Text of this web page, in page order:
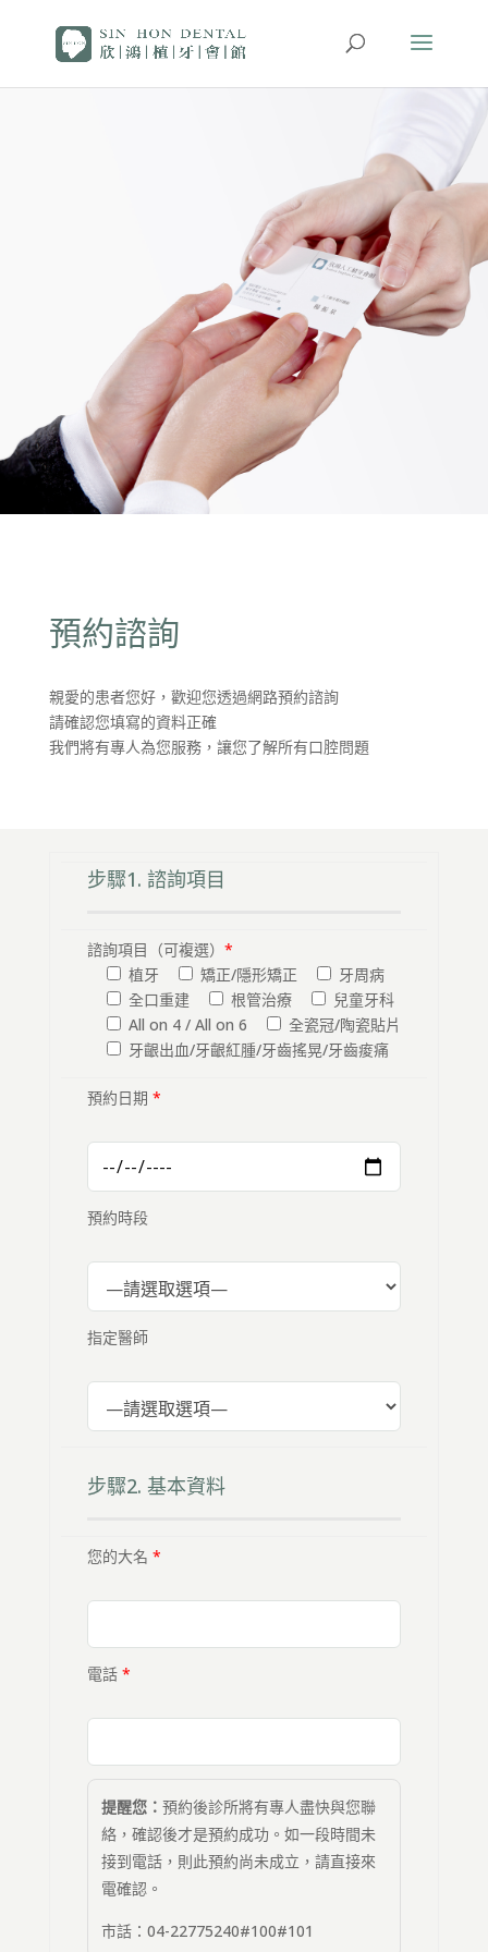
預約諮詢
親愛的患者您好，歡迎您透過網路預約諮詢
請確認您填寫的資料正確
我們將有專人為您服務，讓您了解所有口腔問題
步驟1. 諮詢項目
諮詢項目（可複選） *
植牙
矯正/隱形矯正
牙周病
全口重建
根管治療
兒童牙科
All on 4 / All on 6
全瓷冠/陶瓷貼片
牙齦出血/牙齦紅腫/牙齒搖晃/牙齒痠痛
預約日期 *
預約時段
指定醫師
步驟2. 基本資料
您的大名 *
電話 *
提醒您： 預約後診所將有專人盡快與您聯
絡，確認後才是預約成功。如一段時間未
接到電話，則此預約尚未成立，請直接來
電確認。
市話：04-22775240#100#101